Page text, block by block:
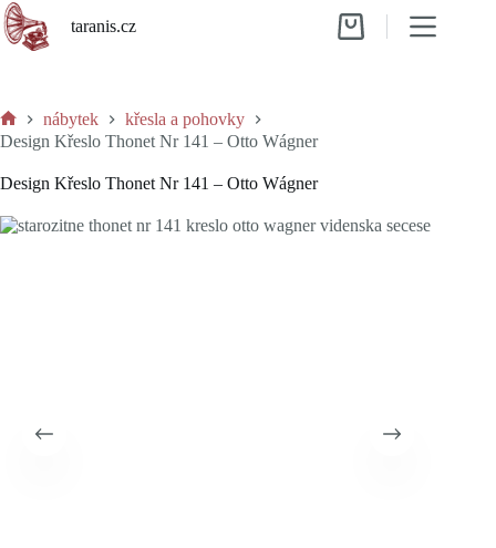
Skip
to
content
taranis.cz
Shopping
Home
nábytek
křesla a pohovky
Design Křeslo Thonet Nr 141 – Otto Wágner
Design Křeslo Thonet Nr 141 – Otto Wágner